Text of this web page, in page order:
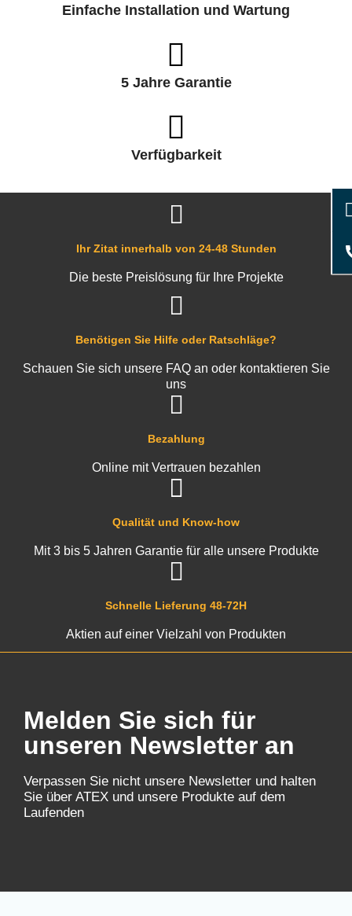
Einfache Installation und Wartung
5 Jahre Garantie
Verfügbarkeit
Schnelle Lieferung 48-72H
Aktien auf einer Vielzahl von Produkten
Qualität und Know-how
Mit 3 bis 5 Jahren Garantie für alle unsere Produkte
Bezahlung
Online mit Vertrauen bezahlen
Benötigen Sie Hilfe oder Ratschläge?
Schauen Sie sich unsere FAQ an oder kontaktieren Sie
uns
Ihr Zitat innerhalb von 24-48 Stunden
Die beste Preislösung für Ihre Projekte
Melden Sie sich für
unseren Newsletter an
Verpassen Sie nicht unsere Newsletter und halten
Sie über ATEX und unsere Produkte auf dem
Laufenden